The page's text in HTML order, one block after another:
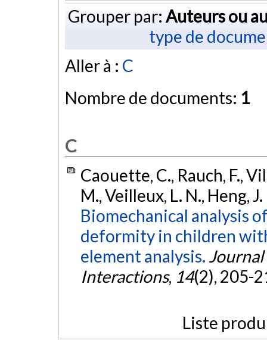
Grouper par: Auteurs ou
type de
Aller à : C
Nombre de documents: 1
C
Caouette, C., Rauch, F.,
M., Veilleux, L. N., Heng,
Biomechanical analysis
deformity in children
element analysis.
Interactions, 14(2), 205-
Liste